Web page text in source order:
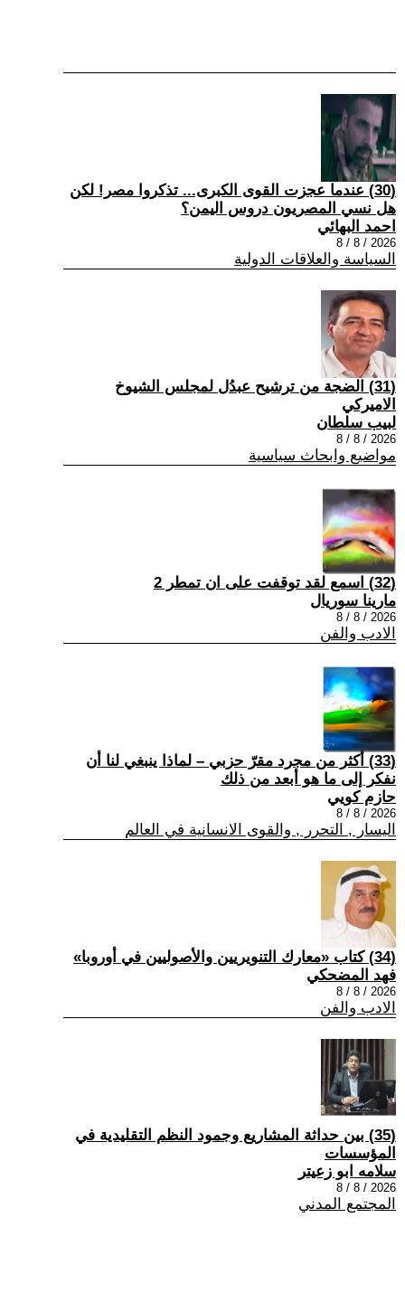
(30) عندما عجزت القوى الكبرى... تذكروا مصر! لكن
هل نسي المصريون دروس اليمن؟
احمد البهائي
2026 / 8 / 8
السياسة والعلاقات الدولية
(31) الضجة من ترشيح عبدُل لمجلس الشيوخ
الاميركي
لبيب سلطان
2026 / 8 / 8
مواضيع وابحاث سياسية
(32) اسمع لقد توقفت على ان تمطر 2
مارينا سوريال
2026 / 8 / 8
الادب والفن
(33) أكثر من مجرد مقرّ حزبي – لماذا ينبغي لنا أن
نفكر إلى ما هو أبعد من ذلك
حازم كويي
2026 / 8 / 8
اليسار , التحرر , والقوى الانسانية في العالم
(34) كتاب «معارك التنويريين والأصوليين في أوروبا»
فهد المضحكي
2026 / 8 / 8
الادب والفن
(35) بين حداثة المشاريع وجمود النظم التقليدية في
المؤسسات
سلامه ابو زعيتر
2026 / 8 / 8
المجتمع المدني